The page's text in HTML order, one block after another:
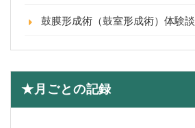
鼓膜形成術（鼓室形成術）体験談
★月ごとの記録